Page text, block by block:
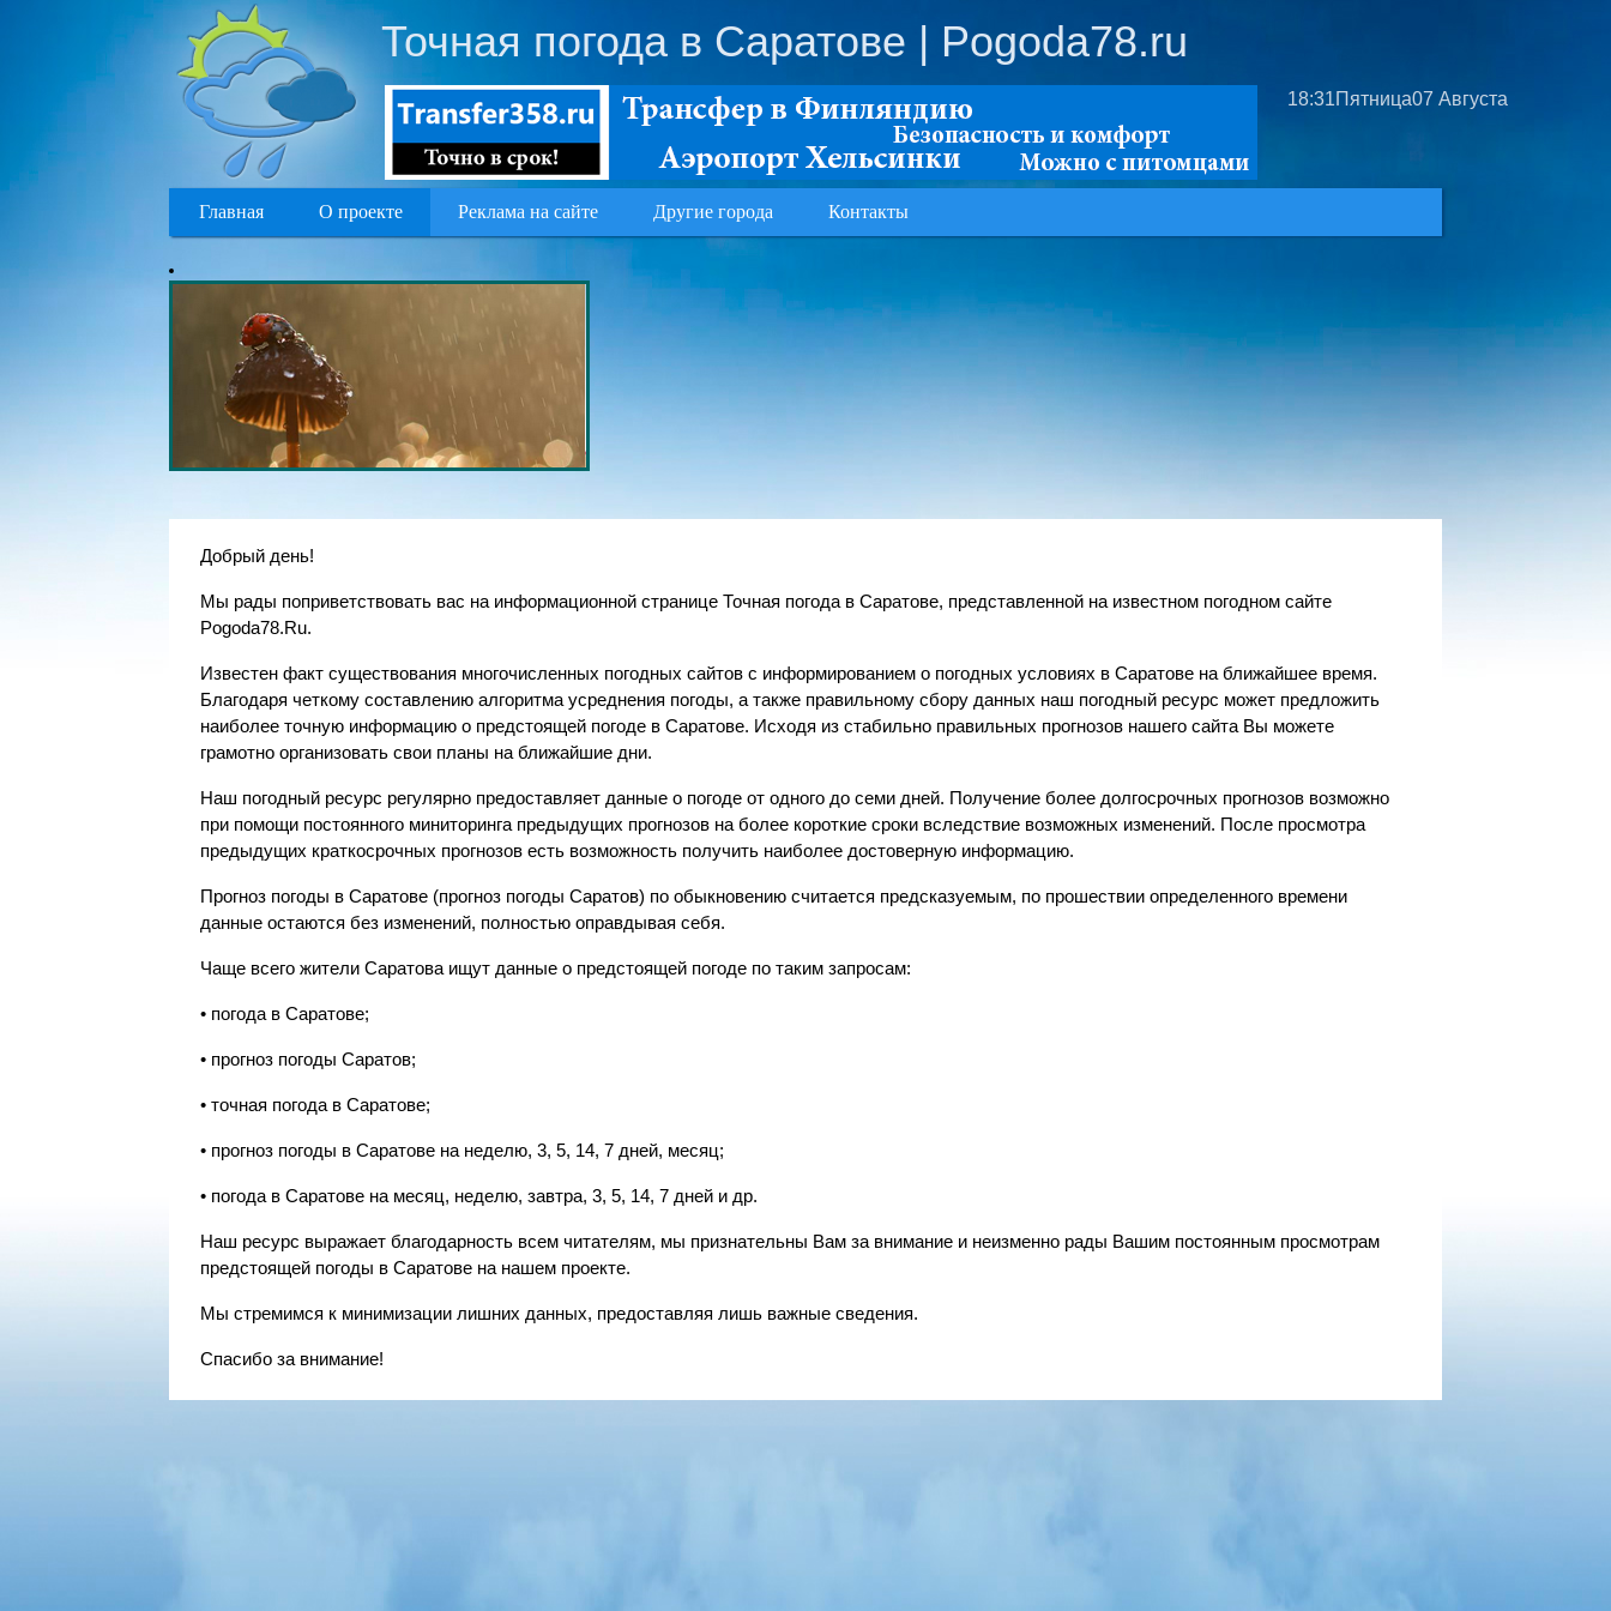
Точная погода в Саратове | Pogoda78.ru
18:31Пятница07 Августа
Главная О проекте Реклама на сайте Другие города Контакты
Добрый день!
Мы рады поприветствовать вас на информационной странице Точная погода в Саратове, представленной на известном погодном сайте
Pogoda78.Ru.
Известен факт существования многочисленных погодных сайтов с информированием о погодных условиях в Саратове на ближайшее время.
Благодаря четкому составлению алгоритма усреднения погоды, а также правильному сбору данных наш погодный ресурс может предложить
наиболее точную информацию о предстоящей погоде в Саратове. Исходя из стабильно правильных прогнозов нашего сайта Вы можете
грамотно организовать свои планы на ближайшие дни.
Наш погодный ресурс регулярно предоставляет данные о погоде от одного до семи дней. Получение более долгосрочных прогнозов возможно
при помощи постоянного миниторинга предыдущих прогнозов на более короткие сроки вследствие возможных изменений. После просмотра
предыдущих краткосрочных прогнозов есть возможность получить наиболее достоверную информацию.
Прогноз погоды в Саратове (прогноз погоды Саратов) по обыкновению считается предсказуемым, по прошествии определенного времени
данные остаются без изменений, полностью оправдывая себя.
Чаще всего жители Саратова ищут данные о предстоящей погоде по таким запросам:
• погода в Саратове;
• прогноз погоды Саратов;
• точная погода в Саратове;
• прогноз погоды в Саратове на неделю, 3, 5, 14, 7 дней, месяц;
• погода в Саратове на месяц, неделю, завтра, 3, 5, 14, 7 дней и др.
Наш ресурс выражает благодарность всем читателям, мы признательны Вам за внимание и неизменно рады Вашим постоянным просмотрам
предстоящей погоды в Саратове на нашем проекте.
Мы стремимся к минимизации лишних данных, предоставляя лишь важные сведения.
Спасибо за внимание!